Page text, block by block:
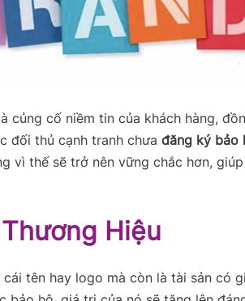
củng cố niềm tin của khách hàng,
đối thủ cạnh tranh chưa đăng ký bảo
vì thế sẽ trở nên vững chắc hơn,
Hiệu
tên hay logo mà còn là tài sản có